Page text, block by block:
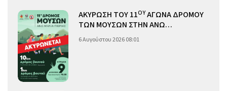
ΑΚΥΡΩΣΗ ΤΟΥ 11ΟΥΑΓΩΝΑ ΔΡΟΜΟΥ
ΤΩΝ ΜΟΥΣΩΝ ΣΤΗΝ ΑΝΩ…
6 Αυγούστου 2026 08:01